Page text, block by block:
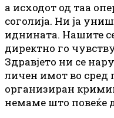
а исходот од таа
соголија. Ни ја
иднината. Нашите
директно го
Здравјето ни се
личен имот во сред
организиран
немаме што повеќе